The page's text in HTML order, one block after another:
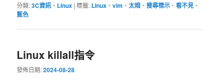
分類:3C資訊 、 Linux |標籤: Linux 、vim 、太暗 、搜尋標示 、看不見 、
藍色
Linux killall指令
發佈日期:2024-08-28